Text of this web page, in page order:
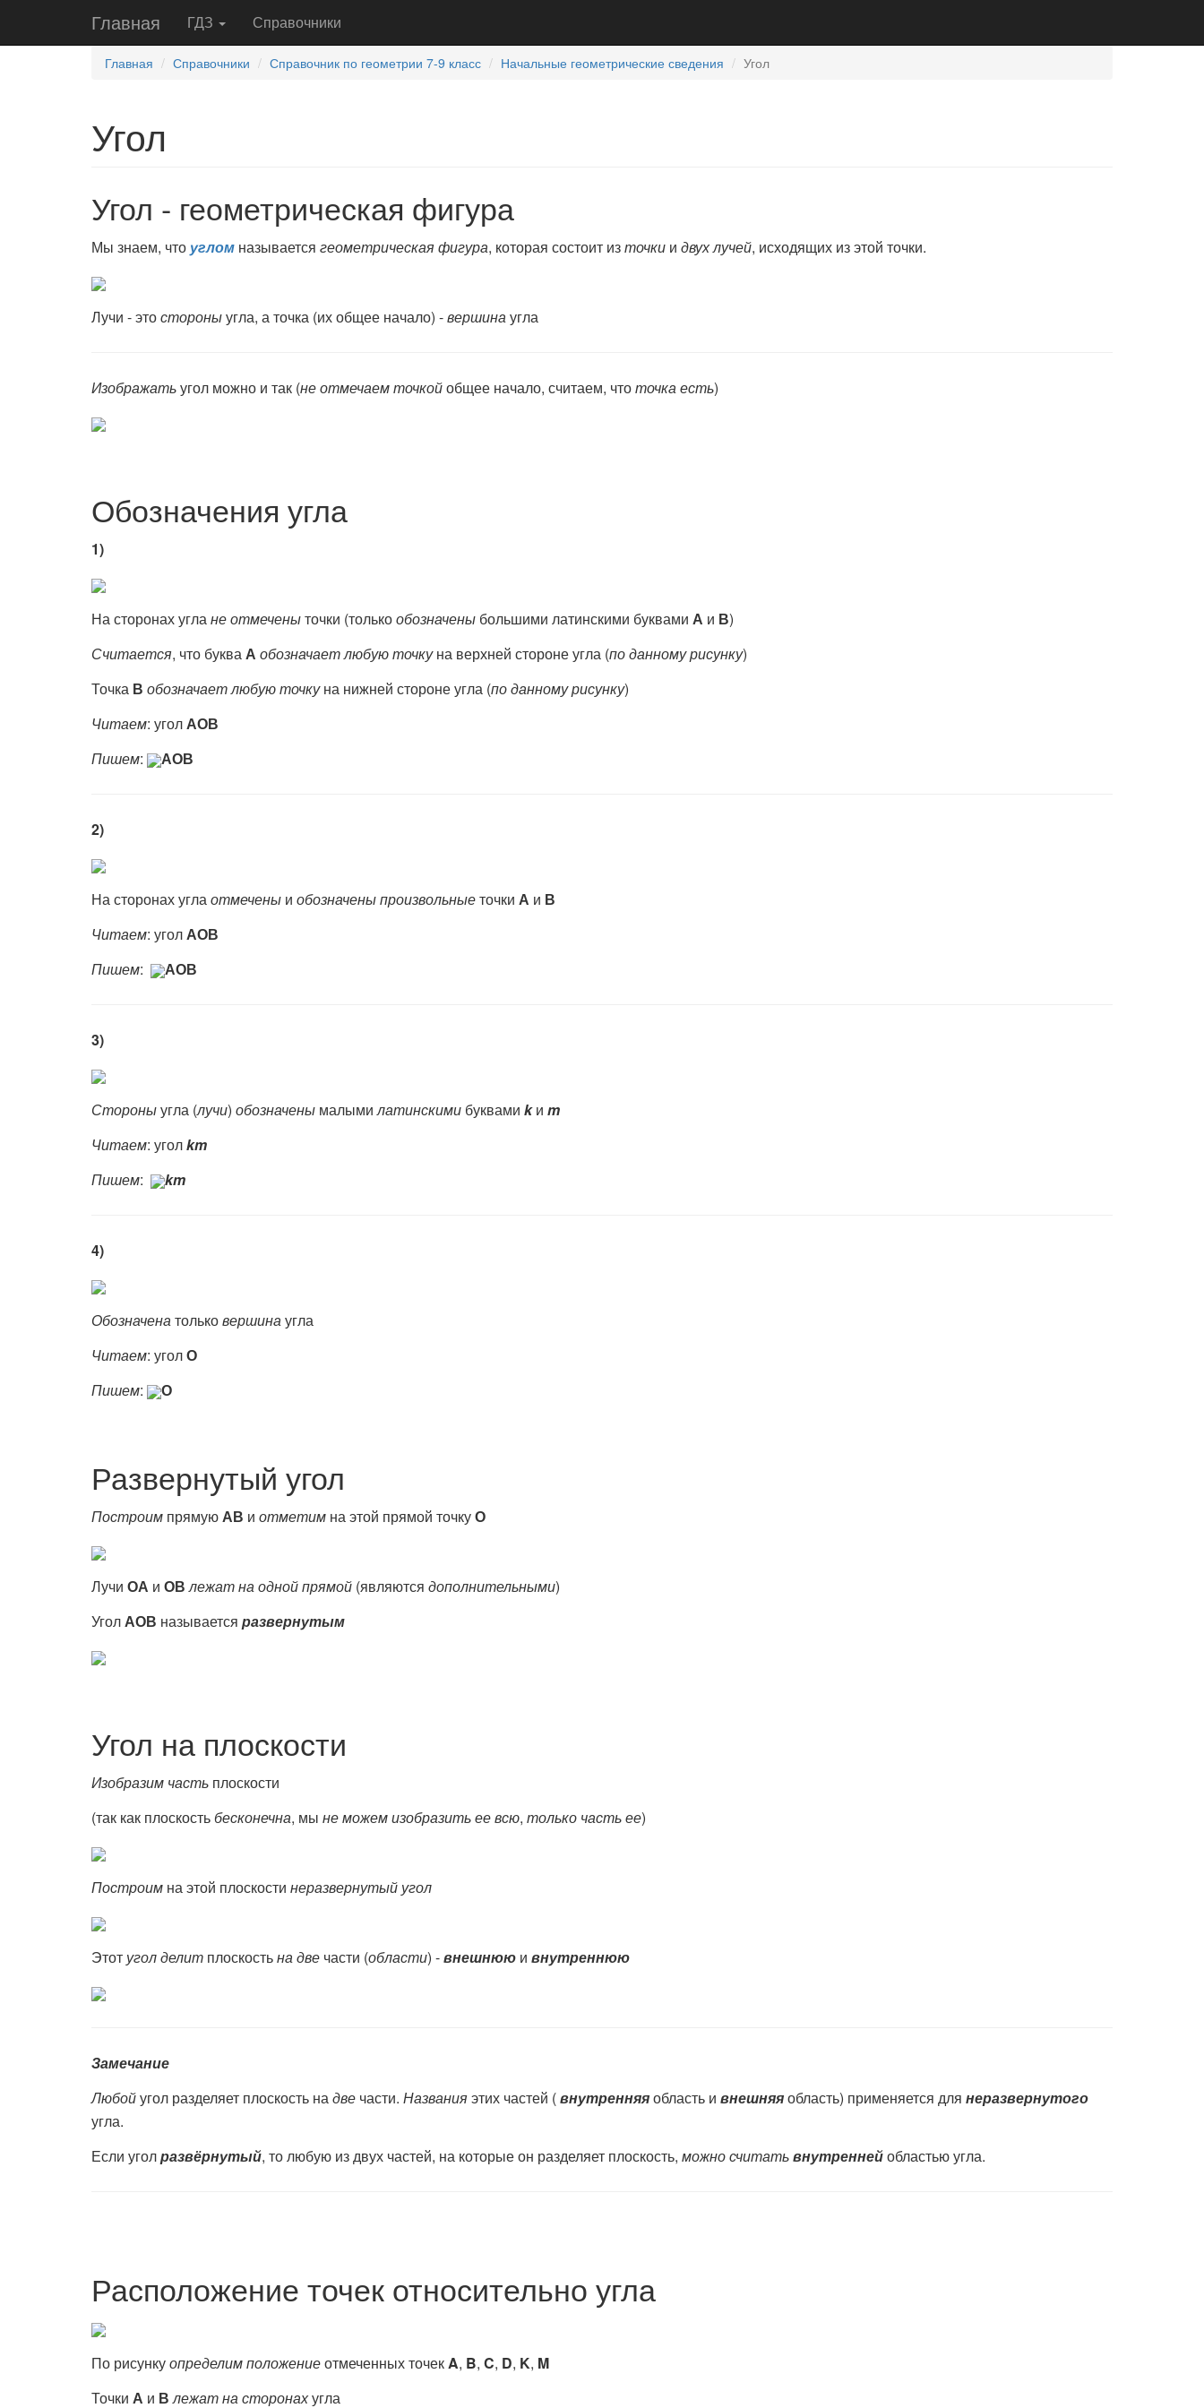
Главная ГДЗ Справочники
Главная Справочники Справочник по геометрии 7-9 класс Начальные геометрические сведения Угол
Угол
Угол - геометрическая фигура
Мы знаем, что углом называется геометрическая фигура, которая состоит източки и двух лучей, исходящих из этой точки.
Лучи - этосто­роныугла, а точка (их общее начало) -вершинаугла
Изображатьугол можно и так (не отмечаемточкойобщее начало, считаем, чтоточка есть)
Обозначения угла
1)
На сторонах углане отмеченыточки (толькообозначены большими латинскими буквами А и В)
Считается, что букваА обозначает любую точкуна верхней стороне угла (по данному рисунку)
Точка В обозначает любую точкуна нижней стороне угла (по данному рисунку)
Читаем: уголАОВ
Пишем: АОВ
2)
На сторонах углаотмечены и обозначены произвольныеточки А и В
Читаем: уголАОВ
Пишем: АОВ
3)
Стороныугла (лучи) обозначены малымилатинскими буквами kи m
Читаем: уголkm
Пишем: km
4)
Обозначенатольковершинаугла
Читаем: уголО
Пишем: О
Развернутый угол
Построим прямуюАВ и отметим на этой прямой точкуО
Лучи ОА и ОВ лежат на одной прямой (являются дополнительными)
УголАОВ называется развернутым
Угол на плоскости
Изобразим часть плоскости
(так как плоскостьбесконечна, мы не можем изобразить ее всю, только часть ее)
Построим на этой плоскости неразвернутый угол
Этот уголделит плоскостьна две части (области) -внешнюю и внутреннюю
Замечание
Любойугол разделяет плоскость надве ча­сти. Названияэтих частей (внутренняяобласть и внешняяобласть) применяется для неразвернутого
угла.
Если уголразвёрнутый, то любую из двух частей, на которые он разделяет плоскость, мож­но считатьвнутреннейобластью угла.
Расположение точек относительно угла
По рисункуопределим положениеотмеченных точекA, B, C, D, K, M
Точки А и В лежат на сторонахугла